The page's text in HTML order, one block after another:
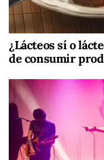
¿Lácteos sí o
de consumir